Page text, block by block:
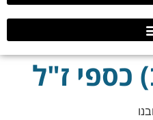
כספי ז"ל